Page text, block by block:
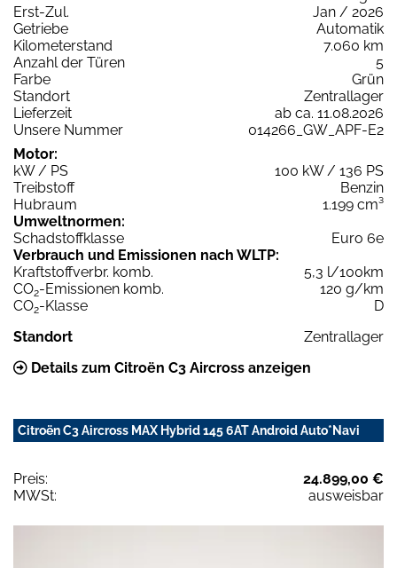
Erst-Zul.
Jan / 2026
Getriebe
Automatik
Kilometerstand
7.060 km
Anzahl der Türen
5
Farbe
Grün
Standort
Zentrallager
Lieferzeit
ab ca. 11.08.2026
Unsere Nummer
014266_GW_APF-E2
Motor:
kW / PS
100 kW / 136 PS
Treibstoff
Benzin
Hubraum
1.199 cm³
Umweltnormen:
Schadstoffklasse
Euro 6e
Verbrauch und Emissionen nach WLTP:
Kraftstoffverbr. komb.
5,3 l/100km
CO2-Emissionen komb.
120 g/km
CO2-Klasse
D
Standort
Zentrallager
Details zum Citroën C3 Aircross anzeigen
Citroën C3 Aircross MAX Hybrid 145 6AT Android Auto*Navi
Preis:
24.899,00 €
MWSt:
ausweisbar